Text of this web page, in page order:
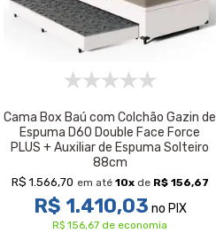
Cama Box Baú com Colchão Gazin de
Espuma D60 Double Face Force
PLUS + Auxiliar de Espuma Solteiro
88cm
R$ 1.566,70 em até 10xde R$ 156,67
R$ 1.410,03 no PIX
R$ 156,67 de economia